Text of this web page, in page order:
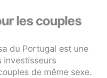
les couples
du Portugal est une
investisseurs
de même sexe.